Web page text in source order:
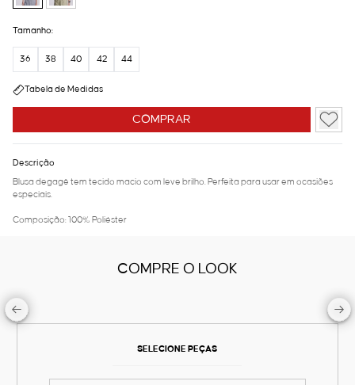
COMPRAR
Tamanho:
36 38 40 42 44
Tabela de Medidas
Descrição
Blusa degagê tem tecido macio com leve brilho. Perfeita para usar em ocasiões
especiais.
Composição: 100% Poliéster
COMPRE O LOOK
SELECIONE PEÇAS